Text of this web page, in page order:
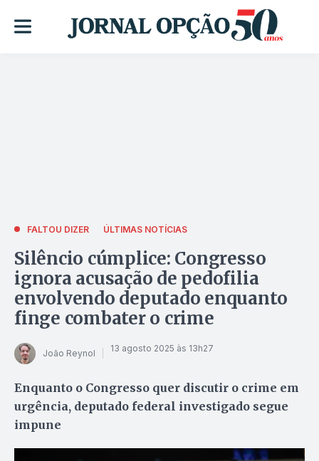
FALTOU DIZER ÚLTIMAS NOTÍCIAS
Silêncio cúmplice: Congresso
ignora acusação de pedofilia
envolvendo deputado enquanto
finge combater o crime
João Reynol 13 agosto 2025 às 13h27
Enquanto o Congresso quer discutir o crime em
urgência, deputado federal investigado segue
impune